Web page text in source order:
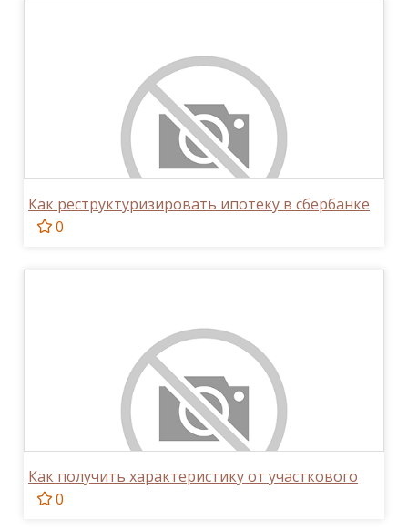
Как реструктуризировать ипотеку в сбербанке
0
Как получить характеристику от участкового
0